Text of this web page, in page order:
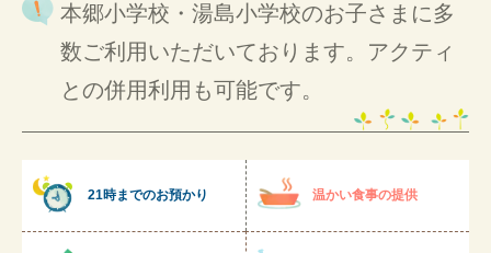
本郷小学校・湯島小学校のお子さまに多
数ご利用いただいております。アクティ
との併用利用も可能です。
21時までのお預かり 温かい食事の提供